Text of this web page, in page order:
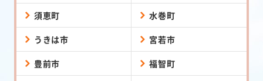
須恵町 水巻町
うきは市 宮若市
豊前市 福智町